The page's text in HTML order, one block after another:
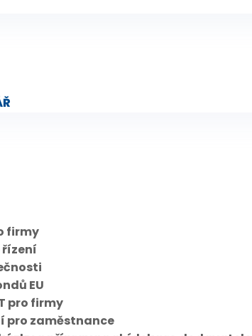
firmy
řízení
EU
pro firmy
pro zaměstnance